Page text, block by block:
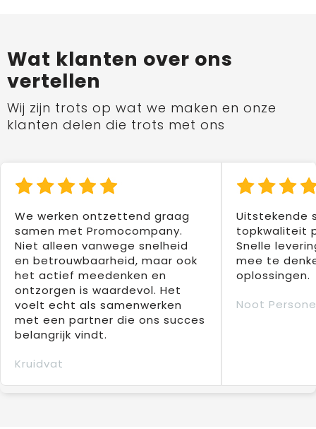
Wat klanten over ons
vertellen
Wij zijn trots op wat we maken en onze
klanten delen die trots met ons
We werken ontzettend graag
samen met Promocompany.
Niet alleen vanwege snelheid
en betrouwbaarheid, maar ook
het actief meedenken en
ontzorgen is waardevol. Het
voelt echt als samenwerken
met een partner die ons succes
belangrijk vindt.
Kruidvat
Uitstekende
topkwaliteit
Snelle
mee te
oplossingen.
Noot